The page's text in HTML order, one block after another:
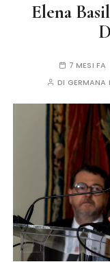
Elena
7 MESI FA
DI GERMANA